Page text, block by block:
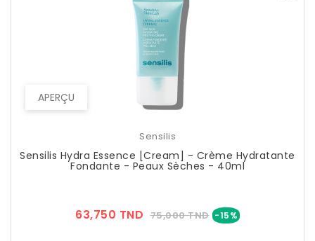
APERÇU
Sensilis
Sensilis Hydra Essence [Cream] - Crème Hydratante
Fondante - Peaux Sèches - 40ml
63,750 TND Prix
75,000 TND -15%Prix